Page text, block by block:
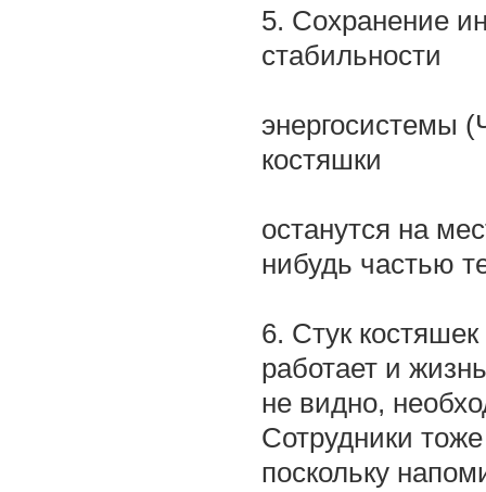
5. Сохранение
стабильности
энергосистемы
костяшки
останутся на
нибудь частью
6. Стук
работает и
не видно,
Сотрудники
поскольку